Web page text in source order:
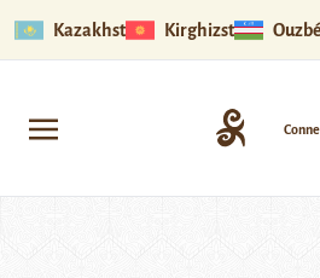
Kazakhstan Kirghizstan